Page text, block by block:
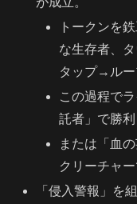
トークンを
な生存者、
タップ→ル
この過程で
託者」で勝利
または「血
クリーチャ
「侵入警報」を